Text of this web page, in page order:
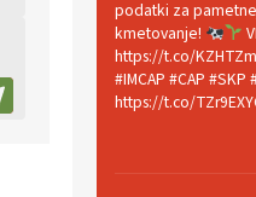
podatki za
kmetovanje!
https://t.co/
#IMCAP #CAP
https://t.co/